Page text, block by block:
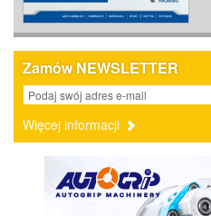
Zamów NEWSLETTER
Więcej informacji